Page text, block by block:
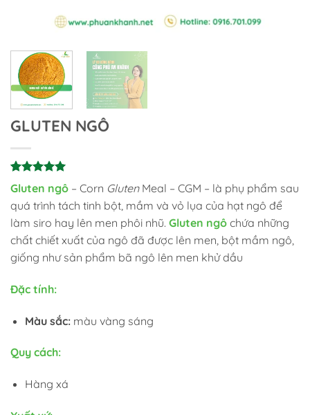
GLUTEN NGÔ
5trên 5
dựa trên
2
đánh giá
Gluten ngô – Corn GlutenMeal – CGM – là phụ phẩm sau
quá trình tách tinh bột, mầm và vỏ lụa của hạt ngô để
làm siro hay lên men phôi nhũ. Gluten ngô chứa những
chất chiết xuất của ngô đã được lên men, bột mầm ngô,
giống như sản phẩm bã ngô lên men khử dầu
Đặc tính:
Màu sắc:màu vàng sáng
Quy cách:
Hàng xá